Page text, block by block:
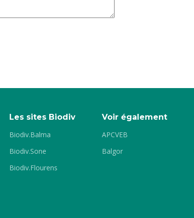
Les sites Biodiv
Biodiv.Balma
Biodiv.Sone
Biodiv.Flourens
Voir également
APCVEB
Balgor